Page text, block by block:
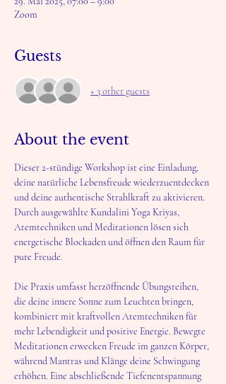
Zoom
Guests
+ 3 other guests
About the event
Dieser 2-stündige Workshop ist eine Einladung,
deine natürliche Lebensfreude wiederzuentdecken
und deine authentische Strahlkraft zu aktivieren.
Durch ausgewählte Kundalini Yoga Kriyas,
Atemtechniken und Meditationen lösen sich
energetische Blockaden und öffnen den Raum für
pure Freude.
Die Praxis umfasst herzöffnende Übungsreihen,
die deine innere Sonne zum Leuchten bringen,
kombiniert mit kraftvollen Atemtechniken für
mehr Lebendigkeit und positive Energie. Bewegte
Meditationen erwecken Freude im ganzen Körper,
während Mantras und Klänge deine Schwingung
erhöhen. Eine abschließende Tiefenentspannung